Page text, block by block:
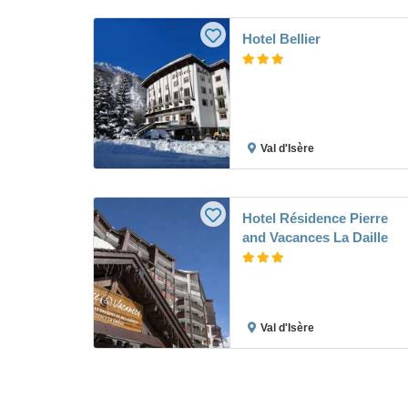
Hotel Bellier
Val d'Isère
Hotel Résidence Pierre
and Vacances La Daille
Val d'Isère